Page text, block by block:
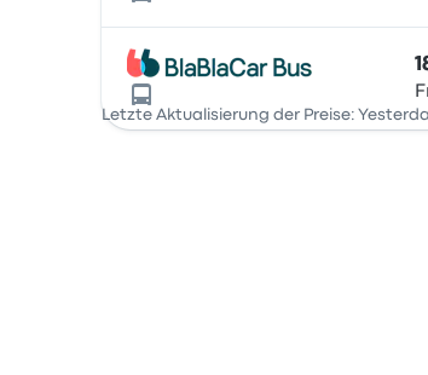
Letzte Aktualisierung der Preise: